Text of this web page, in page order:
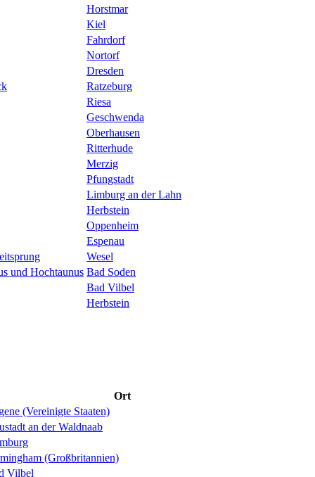
Horstmar
Kiel
Fahrdorf
Nortorf
Dresden
Ratzeburg
Riesa
Geschwenda
Oberhausen
Ritterhude
Merzig
Pfungstadt
Limburg an der Lahn
Herbstein
Oppenheim
Espenau
Wesel
und Hochtaunus Bad Soden
Bad Vilbel
Herbstein
Ort
(Vereinigte Staaten)
an der Waldnaab
(Großbritannien)
Vilbel